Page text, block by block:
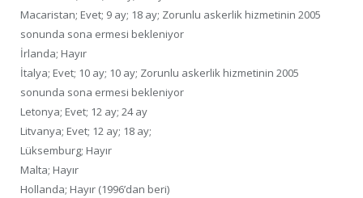
Macaristan; Evet; 9 ay; 18 ay; Zorunlu askerlik hizmetinin 2005
sonunda sona ermesi bekleniyor
İrlanda; Hayır
İtalya; Evet; 10 ay; 10 ay; Zorunlu askerlik hizmetinin 2005
sonunda sona ermesi bekleniyor
Letonya; Evet; 12 ay; 24 ay
Litvanya; Evet; 12 ay; 18 ay;
Lüksemburg; Hayır
Malta; Hayır
Hollanda; Hayır (1996’dan beri)